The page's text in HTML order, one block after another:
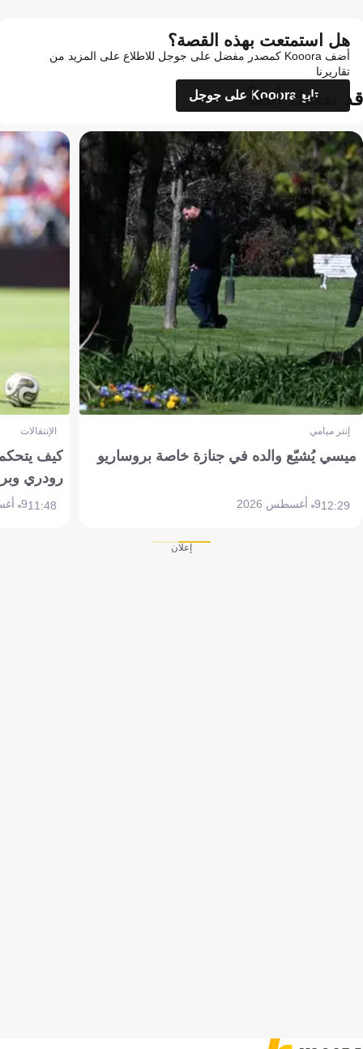
هل استمتعت بهذه القصة؟
أضف Kooora كمصدر مفضل على جوجل للاطلاع على المزيد من
تقاريرنا
تابع Kooora على جوجل
قد يعجبك أيضاً
إنتر ميامي
ميسي يُشيّع والده في جنازة خاصة بروساريو
12:299 أغسطس 2026
الإنتقالات
كيف
رودري
11:489 أغسطس 2026
إعلان